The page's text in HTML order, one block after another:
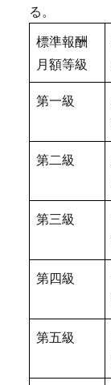
る。
標準報酬
月額等級
第一級
第二級
第三級
第四級
第五級